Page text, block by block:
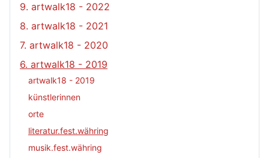
9. artwalk18 - 2022
8. artwalk18 - 2021
7. artwalk18 - 2020
6. artwalk18 - 2019
artwalk18 - 2019
künstlerinnen
orte
literatur.fest.währing
musik.fest.währing